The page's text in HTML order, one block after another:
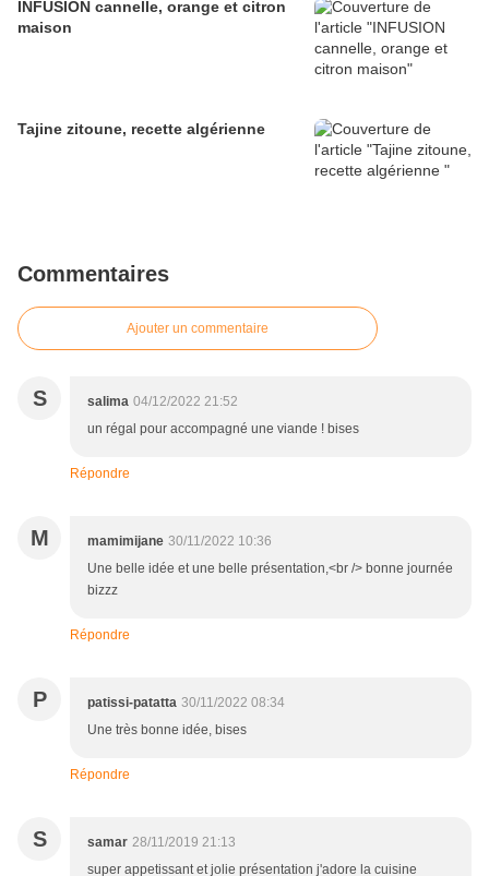
INFUSION cannelle, orange et citron
maison
Tajine zitoune, recette algérienne
Commentaires
Ajouter un commentaire
S salima 04/12/2022 21:52
un régal pour accompagné une viande ! bises
Répondre
M mamimijane 30/11/2022 10:36
Une belle idée et une belle présentation,<br /> bonne journée
bizzz
Répondre
P patissi-patatta 30/11/2022 08:34
Une très bonne idée, bises
Répondre
S samar 28/11/2019 21:13
super appetissant et jolie présentation j'adore la cuisine